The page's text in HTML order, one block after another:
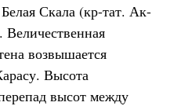
Скала (кр-тат. Ак-
Величественная
возвышается
Высота
высот между